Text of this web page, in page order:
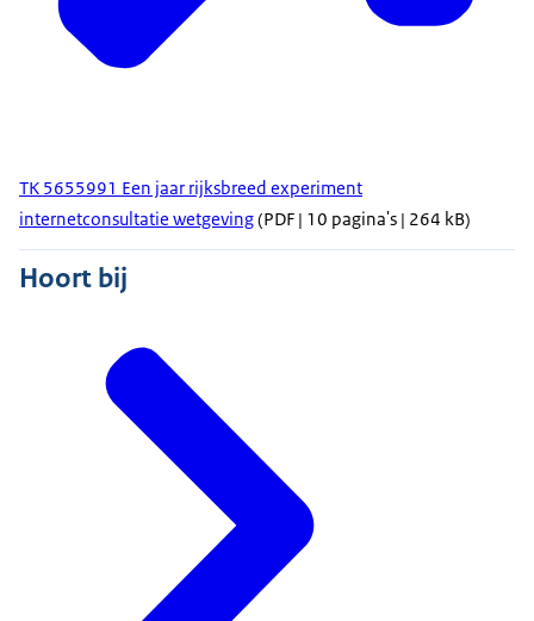
TK 5655991 Een jaar rijksbreed experiment
internetconsultatie wetgeving(PDF | 10 pagina's | 264 kB)
Hoort bij